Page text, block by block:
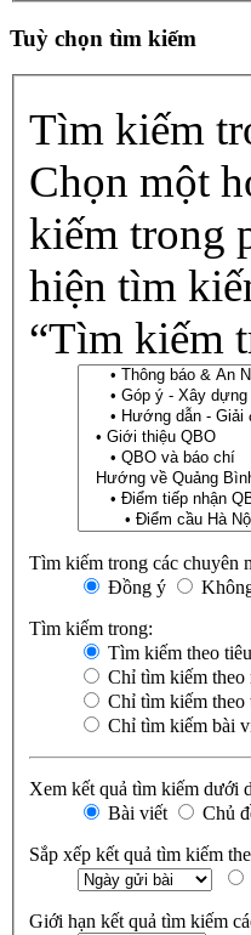
Tuỳ chọn tìm kiếm
Tìm kiếm
Chọn một
kiếm trong
hiện tìm
“Tìm kiếm
Tìm kiếm trong các chuyên
Đồng ý
Tìm kiếm trong:
Tìm kiếm theo
Chỉ tìm kiếm theo
Chỉ tìm kiếm theo
Chỉ tìm kiếm bài
Xem kết quả tìm kiếm dưới
Bài viết
Chủ
Sắp xếp kết quả tìm kiếm
Giới hạn kết quả tìm kiếm